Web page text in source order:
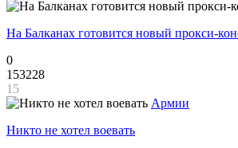
На Балканах готовится новый прокси-
0
153228
15
Армии
Никто не хотел воевать